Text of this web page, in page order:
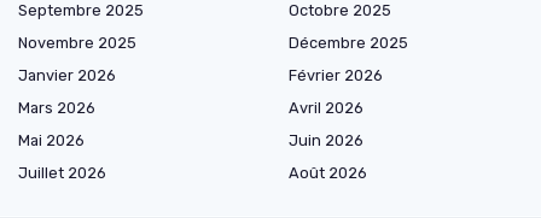
Septembre 2025
Octobre 2025
Novembre 2025
Décembre 2025
Janvier 2026
Février 2026
Mars 2026
Avril 2026
Mai 2026
Juin 2026
Juillet 2026
Août 2026